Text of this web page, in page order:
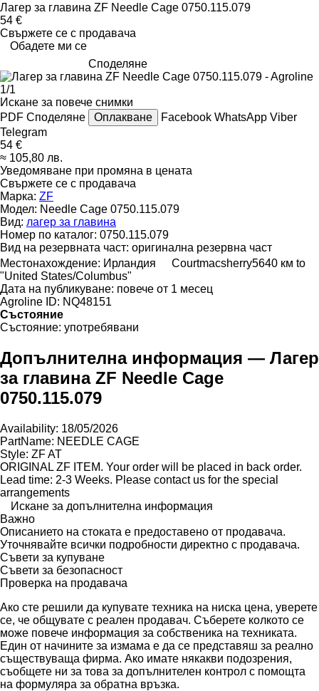
Лагер за главина ZF Needle Cage 0750.115.079
54 €
Свържете се с продавача
Обадете ми се
Споделяне
1/1
Искане за повече снимки
PDF Споделяне Оплакване Facebook WhatsApp Viber
Telegram
54 €
≈ 105,80 лв.
Уведомяване при промяна в цената
Свържете се с продавача
Марка: ZF
Модел: Needle Cage 0750.115.079
Вид: лагер за главина
Номер по каталог: 0750.115.079
Вид на резервната част: оригинална резервна част
Местонахождение: Ирландия Courtmacsherry5640 км to
"United States/Columbus"
Дата на публикуване: повече от 1 месец
Agroline ID: NQ48151
Състояние
Състояние: употребявани
Допълнителна информация — Лагер
за главина ZF Needle Cage
0750.115.079
Availability: 18/05/2026
PartName: NEEDLE CAGE
Style: ZF AT
ORIGINAL ZF ITEM. Your order will be placed in back order.
Lead time: 2-3 Weeks. Please contact us for the special
arrangements
Искане за допълнителна информация
Важно
Описанието на стоката е предоставено от продавача.
Уточнявайте всички подробности директно с продавача.
Съвети за купуване
Съвети за безопасност
Проверка на продавача
Ако сте решили да купувате техника на ниска цена, уверете
се, че общувате с реален продавач. Съберете колкото се
може повече информация за собственика на техниката.
Един от начините за измама е да се представяш за реално
съществуваща фирма. Ако имате някакви подозрения,
съобщете ни за това за допълнителен контрол с помощта
на формуляра за обратна връзка.